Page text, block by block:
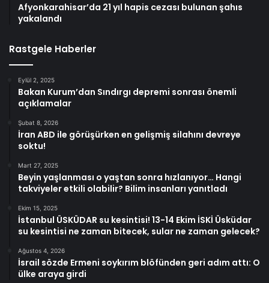
Afyonkarahisar’da 21 yıl hapis cezası bulunan şahıs
yakalandı
Rastgele Haberler
Eylül 2, 2025
Bakan Kurum’dan Sındırgı depremi sonrası önemli
açıklamalar
Şubat 8, 2026
İran ABD ile görüşürken en gelişmiş silahını devreye
soktu!
Mart 27, 2025
Beyin yaşlanması o yaştan sonra hızlanıyor… Hangi
takviyeler etkili olabilir? Bilim insanları yanıtladı
Ekim 15, 2025
İstanbul ÜSKÜDAR su kesintisi! 13-14 Ekim İSKİ Üsküdar
su kesintisi ne zaman bitecek, sular ne zaman gelecek?
Ağustos 4, 2026
İsrail sözde Ermeni soykırım blöfünden geri adım attı: O
ülke araya girdi